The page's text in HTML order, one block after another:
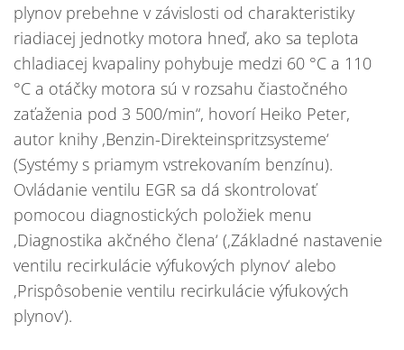
plynov prebehne v závislosti od charakteristiky
riadiacej jednotky motora hneď, ako sa teplota
chladiacej kvapaliny pohybuje medzi 60 °C a 110
°C a otáčky motora sú v rozsahu čiastočného
zaťaženia pod 3 500/min“, hovorí Heiko Peter,
autor knihy ‚Benzin-Direkteinspritzsysteme‘
(Systémy s priamym vstrekovaním benzínu).
Ovládanie ventilu EGR sa dá skontrolovať
pomocou diagnostických položiek menu
‚Diagnostika akčného člena‘ (‚Základné nastavenie
ventilu recirkulácie výfukových plynov‘ alebo
‚Prispôsobenie ventilu recirkulácie výfukových
plynov‘).